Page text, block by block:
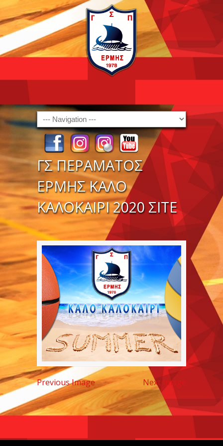
Navigation
ΓΣ ΠΕΡΑΜΑΤΟΣ
ΕΡΜΗΣ ΚΑΛΟ
ΚΑΛΟΚΑΙΡΙ 2020 ΣITE
Previous Image Next Image